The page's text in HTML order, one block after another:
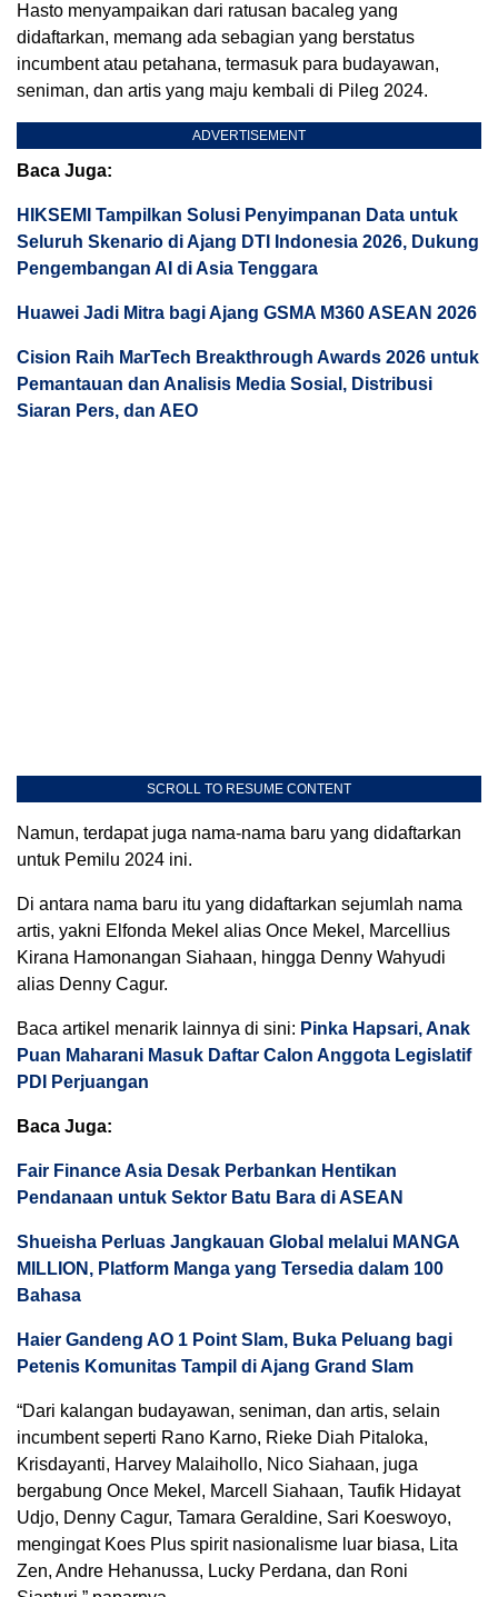
Hasto menyampaikan dari ratusan bacaleg yang
didaftarkan, memang ada sebagian yang berstatus
incumbent atau petahana, termasuk para budayawan,
seniman, dan artis yang maju kembali di Pileg 2024.
ADVERTISEMENT
Baca Juga:
HIKSEMI Tampilkan Solusi Penyimpanan Data untuk
Seluruh Skenario di Ajang DTI Indonesia 2026, Dukung
Pengembangan AI di Asia Tenggara
Huawei Jadi Mitra bagi Ajang GSMA M360 ASEAN 2026
Cision Raih MarTech Breakthrough Awards 2026 untuk
Pemantauan dan Analisis Media Sosial, Distribusi
Siaran Pers, dan AEO
SCROLL TO RESUME CONTENT
Namun, terdapat juga nama-nama baru yang didaftarkan
untuk Pemilu 2024 ini.
Di antara nama baru itu yang didaftarkan sejumlah nama
artis, yakni Elfonda Mekel alias Once Mekel, Marcellius
Kirana Hamonangan Siahaan, hingga Denny Wahyudi
alias Denny Cagur.
Baca artikel menarik lainnya di sini: Pinka Hapsari, Anak
Puan Maharani Masuk Daftar Calon Anggota Legislatif
PDI Perjuangan
Baca Juga:
Fair Finance Asia Desak Perbankan Hentikan
Pendanaan untuk Sektor Batu Bara di ASEAN
Shueisha Perluas Jangkauan Global melalui MANGA
MILLION, Platform Manga yang Tersedia dalam 100
Bahasa
Haier Gandeng AO 1 Point Slam, Buka Peluang bagi
Petenis Komunitas Tampil di Ajang Grand Slam
“Dari kalangan budayawan, seniman, dan artis, selain
incumbent seperti Rano Karno, Rieke Diah Pitaloka,
Krisdayanti, Harvey Malaihollo, Nico Siahaan, juga
bergabung Once Mekel, Marcell Siahaan, Taufik Hidayat
Udjo, Denny Cagur, Tamara Geraldine, Sari Koeswoyo,
mengingat Koes Plus spirit nasionalisme luar biasa, Lita
Zen, Andre Hehanussa, Lucky Perdana, dan Roni